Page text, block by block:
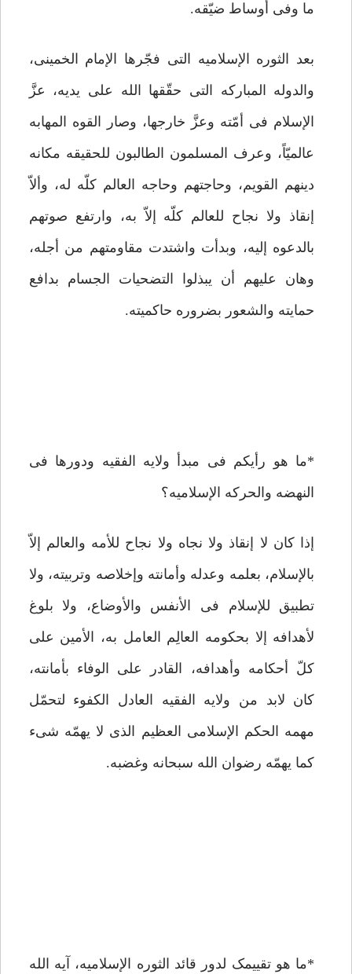
ما وفی أوساط ضیّقه.
بعد الثوره الإسلامیه التی فجّرها الإمام الخمینی،
والدوله المبارکه التی حقّقها الله على یدیه، عزَّ
الإسلام فی أمّته وعزَّ خارجها، وصار القوه المهابه
عالمیّاً، وعرف المسلمون الطالبون للحقیقه مکانه
دینهم القویم، وحاجتهم وحاجه العالم کلّه له، وألاّ
إنقاذ ولا نجاح للعالم کلّه إلاّ به، وارتفع صوتهم
بالدعوه إلیه، وبدأت واشتدت مقاومتهم من أجله،
وهان علیهم أن یبذلوا التضحیات الجسام بدافع
حمایته والشعور بضروره حاکمیته.
*ما هو رأیکم فی مبدأ ولایه الفقیه ودورها فی
النهضه والحرکه الإسلامیه؟
إذا کان لا إنقاذ ولا نجاه ولا نجاح للأمه والعالم إلاّ
بالإسلام، بعلمه وعدله وأمانته وإخلاصه وتربیته، ولا
تطبیق للإسلام فی الأنفس والأوضاع، ولا بلوغ
لأهدافه إلا بحکومه العالِم العامل به، الأمین على
کلّ أحکامه وأهدافه، القادر على الوفاء بأمانته،
کان لابد من ولایه الفقیه العادل الکفوء لتحمّل
مهمه الحکم الإسلامی العظیم الذی لا یهمّه شیء
کما یهمّه رضوان الله سبحانه وغضبه.
*ما هو تقییمک لدور قائد الثوره الإسلامیه، آیه الله